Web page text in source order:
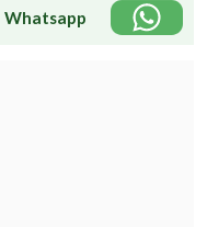
Whatsapp